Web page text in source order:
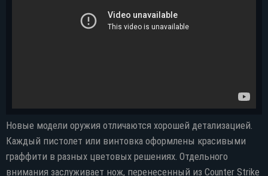
Новые модели оружия отличаются хорошей детализацией.
Каждый пистолет или винтовка оформлены красивыми
граффити в разных цветовых решениях. Отдельного
внимания заслуживает нож, перенесенный из Counter Strike